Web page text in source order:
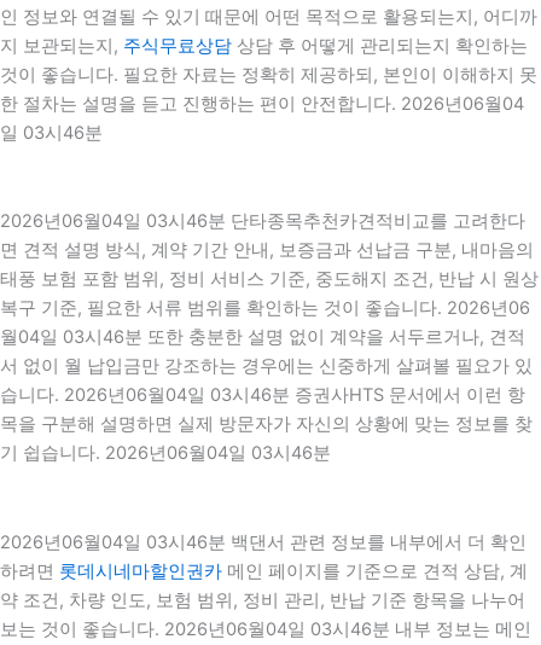
인 정보와 연결될 수 있기 때문에 어떤 목적으로 활용되는지, 어디까
지 보관되는지, 주식무료상담 상담 후 어떻게 관리되는지 확인하는
것이 좋습니다. 필요한 자료는 정확히 제공하되, 본인이 이해하지 못
한 절차는 설명을 듣고 진행하는 편이 안전합니다. 2026년06월04
일 03시46분
2026년06월04일 03시46분 단타종목추천카견적비교를 고려한다
면 견적 설명 방식, 계약 기간 안내, 보증금과 선납금 구분, 내마음의
태풍 보험 포함 범위, 정비 서비스 기준, 중도해지 조건, 반납 시 원상
복구 기준, 필요한 서류 범위를 확인하는 것이 좋습니다. 2026년06
월04일 03시46분 또한 충분한 설명 없이 계약을 서두르거나, 견적
서 없이 월 납입금만 강조하는 경우에는 신중하게 살펴볼 필요가 있
습니다. 2026년06월04일 03시46분 증권사HTS 문서에서 이런 항
목을 구분해 설명하면 실제 방문자가 자신의 상황에 맞는 정보를 찾
기 쉽습니다. 2026년06월04일 03시46분
2026년06월04일 03시46분 백댄서 관련 정보를 내부에서 더 확인
하려면 롯데시네마할인권카 메인 페이지를 기준으로 견적 상담, 계
약 조건, 차량 인도, 보험 범위, 정비 관리, 반납 기준 항목을 나누어
보는 것이 좋습니다. 2026년06월04일 03시46분 내부 정보는 메인